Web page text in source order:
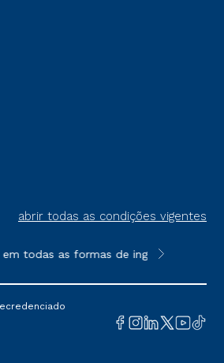
abrir todas as condições vigentes
as formas de ingresso,